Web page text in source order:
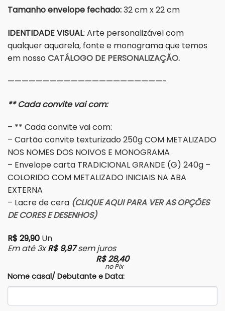
Tamanho envelope fechado:32 cm x 22 cm
IDENTIDADE VISUAL: Arte personalizável com
qualquer aquarela, fonte e monograma que temos
em nossoCATÁLOGO DE PERSONALIZAÇÃO.
——————————————————————-
** Cada convite vai com:
– ** Cada convite vai com:
– Cartão convite texturizado 250g COM METALIZADO
NOS NOMES DOS NOIVOS E MONOGRAMA
– Envelope carta TRADICIONAL GRANDE (G) 240g –
COLORIDO COM METALIZADO INICIAIS NA ABA
EXTERNA
– Lacre de cera (CLIQUE AQUI PARA VER AS OPÇÕES
DE CORES E DESENHOS)
R$ 29,90 Un
Em até 3xR$9,97sem juros
R$28,40
no Pix
Nome casal/ Debutante e Data: